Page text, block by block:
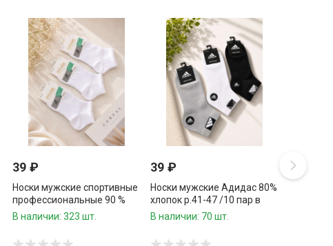
39 ₽
Носки мужские спортивные
профессиональные 90 %
хлопок р.41-47 1 пара / 10
В наличии: 323 шт.
39 ₽
Носки мужские Адидас 80%
хлопок р.41-47 /10 пар в
упаковке / 1 пара
В наличии: 70 шт.